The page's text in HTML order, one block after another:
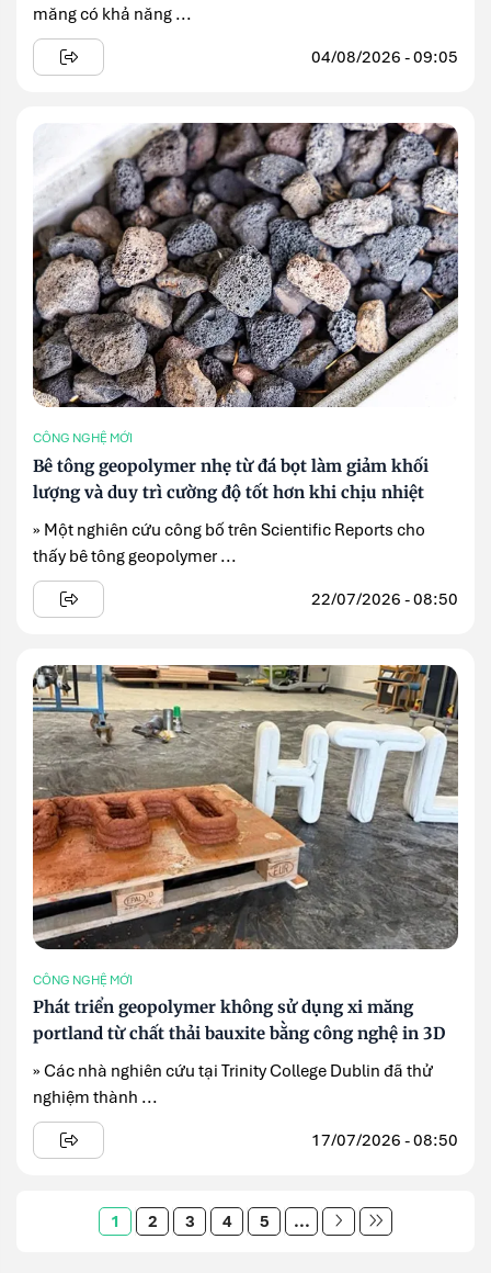
măng có khả năng ...
04/08/2026 - 09:05
CÔNG NGHỆ MỚI
Bê tông geopolymer nhẹ từ đá bọt làm giảm khối
lượng và duy trì cường độ tốt hơn khi chịu nhiệt
» Một nghiên cứu công bố trên Scientific Reports cho
thấy bê tông geopolymer ...
22/07/2026 - 08:50
CÔNG NGHỆ MỚI
Phát triển geopolymer không sử dụng xi măng
portland từ chất thải bauxite bằng công nghệ in 3D
» Các nhà nghiên cứu tại Trinity College Dublin đã thử
nghiệm thành ...
17/07/2026 - 08:50
1 2 3 4 5 ...